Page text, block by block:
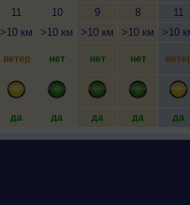
11
>10 км
ветер
да
10
>10 км
нет
да
9
>10 км
нет
да
8
>10 км
нет
да
11
>10
да